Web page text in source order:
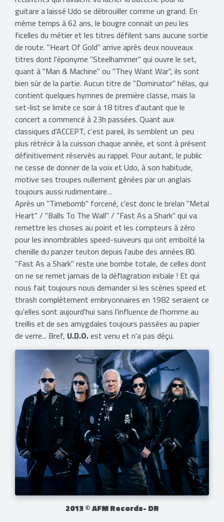
guitare a laissé Udo se débrouiller comme un grand. En
même temps à 62 ans, le bougre connait un peu les
ficelles du métier et les titres défilent sans aucune sortie
de route. "Heart Of Gold" arrive après deux nouveaux
titres dont l'éponyme "Steelhammer" qui ouvre le set,
quant à "Man & Machine" ou "They Want War", ils sont
bien sûr de la partie. Aucun titre de "Dominator" hélas, qui
contient quelques hymnes de première classe, mais la
set-list se limite ce soir à 18 titres d'autant que le
concert a commencé à 23h passées. Quant aux
classiques d'ACCEPT, c'est pareil, ils semblent un peu
plus rétrécir à la cuisson chaque année, et sont à présent
définitivement réservés au rappel. Pour autant, le public
ne cesse de donner de la voix et Udo, à son habitude,
motive ses troupes nullement gênées par un anglais
toujours aussi rudimentaire…
Après un "Timebomb" forcené, c'est donc le brelan "Metal
Heart" / "Balls To The Wall" / "Fast As a Shark" qui va
remettre les choses au point et les compteurs à zéro
pour les innombrables speed-suiveurs qui ont emboîté la
chenille du panzer teuton depuis l'aube des années 80.
"Fast As a Shark" reste une bombe totale, de celles dont
on ne se remet jamais de la déflagration initiale ! Et qui
nous fait toujours nous demander si les scènes speed et
thrash complètement embryonnaires en 1982 seraient ce
qu'elles sont aujourd'hui sans l'influence de l'homme au
treillis et de ses amygdales toujours passées au papier
de verre... Bref, U.D.O.est venu et n'a pas déçu.
2013 © AFM Records- DR